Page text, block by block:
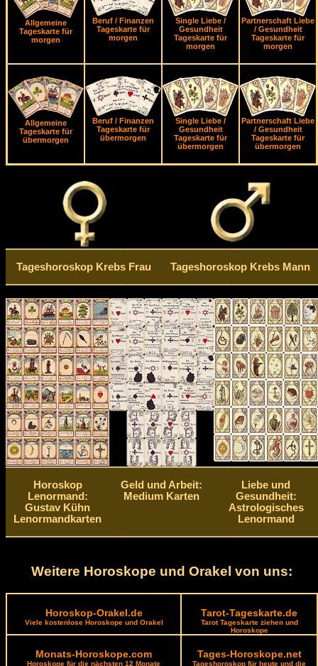
Allgemeine
Tageskarte für
morgen
Beruf / Finanzen
Tageskarte für
morgen
Single Liebe /
Gesundheit
Tageskarte für
morgen
Partnerschaft Liebe
/ Gesundheit
Tageskarte für
morgen
Allgemeine
Tageskarte für
übermorgen
Beruf / Finanzen
Tageskarte für
übermorgen
Single Liebe /
Gesundheit
Tageskarte für
übermorgen
Partnerschaft Liebe
/ Gesundheit
Tageskarte für
übermorgen
Tageshoroskop Krebs Frau Tageshoroskop Krebs Mann
Horoskop
Lenormand:
Gustav Kühn
Lenormandkarten
Geld und Arbeit:
Medium Karten
Liebe und
Gesundheit:
Astrologisches
Lenormand
Weitere Horoskope und Orakel von uns:
Horoskop-Orakel.de
Viele kostenlose Horoskope und Orakel
Tarot-Tageskarte.de
Tarot Tageskarte ziehen und
Horoskope
Monats-Horoskope.com
Horoskope für die nächsten 12 Monate
Tages-Horoskope.net
Tageshoroskop für heute und die